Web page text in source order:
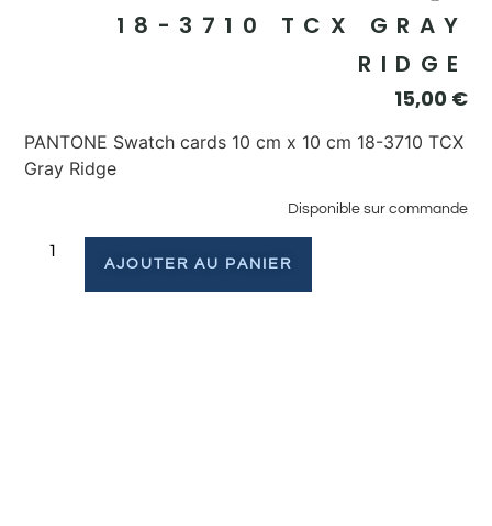
18-3710 TCX GRAY
RIDGE
15,00 €
PANTONE Swatch cards 10 cm x 10 cm 18-3710 TCX
Gray Ridge
Disponible sur commande
AJOUTER AU PANIER